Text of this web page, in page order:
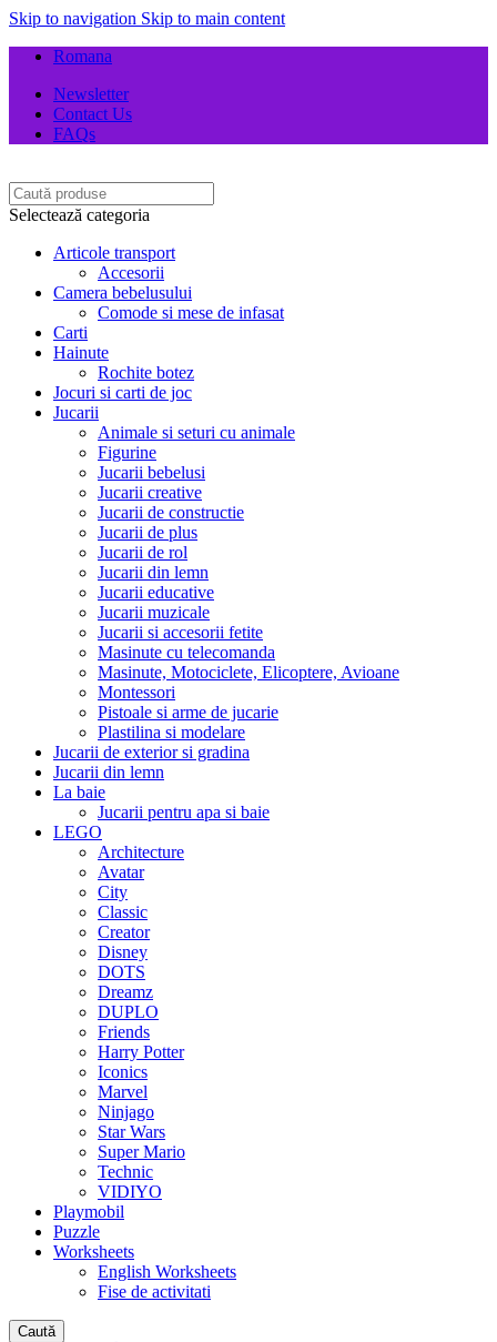
Skip to navigation Skip to main content
Romana
Newsletter
Contact Us
FAQs
Selectează categoria
Articole transport
Accesorii
Camera bebelusului
Comode si mese de infasat
Carti
Hainute
Rochite botez
Jocuri si carti de joc
Jucarii
Animale si seturi cu animale
Figurine
Jucarii bebelusi
Jucarii creative
Jucarii de constructie
Jucarii de plus
Jucarii de rol
Jucarii din lemn
Jucarii educative
Jucarii muzicale
Jucarii si accesorii fetite
Masinute cu telecomanda
Masinute, Motociclete, Elicoptere, Avioane
Montessori
Pistoale si arme de jucarie
Plastilina si modelare
Jucarii de exterior si gradina
Jucarii din lemn
La baie
Jucarii pentru apa si baie
LEGO
Architecture
Avatar
City
Classic
Creator
Disney
DOTS
Dreamz
DUPLO
Friends
Harry Potter
Iconics
Marvel
Ninjago
Star Wars
Super Mario
Technic
VIDIYO
Playmobil
Puzzle
Worksheets
English Worksheets
Fise de activitati
Caută